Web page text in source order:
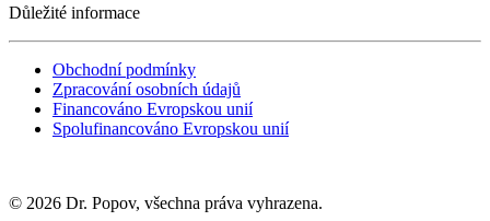
Důležité informace
Obchodní podmínky
Zpracování osobních údajů
Financováno Evropskou unií
Spolufinancováno Evropskou unií
© 2026 Dr. Popov, všechna práva vyhrazena.